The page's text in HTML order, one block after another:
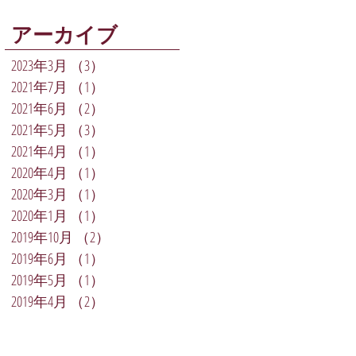
アーカイブ
2023年3月 （3）
2021年7月
（1）
2021年6月
（2）
2021年5月
（3）
2021年4月
（1）
2020年4月
（1）
2020年3月
（1）
2020年1月
（1）
2019年10月
（2）
2019年6月
（1）
2019年5月
（1）
2019年4月
（2）